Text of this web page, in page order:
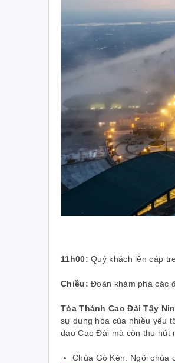
11h00:Quý khách lên cáp
Chiều:Đoàn khám phá các
Tòa Thánh Cao Đài Tây
sự dung hòa của nhiều yếu
đạo Cao Đài mà còn thu hút
Chùa Gò Kén: Ngôi chùa